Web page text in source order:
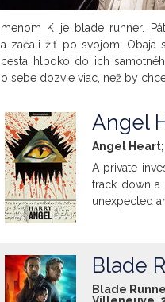
menom K je blade runner.
a začali žiť po svojom. Obaja
cesta hlboko do ich
o sebe dozvie viac, než by
Angel
Angel Heart;
A private
track down a
unexpected
Blade
Blade